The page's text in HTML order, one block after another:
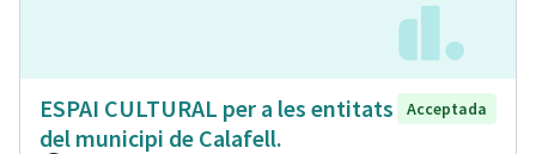
ESPAI CULTURAL per a les entitats
del municipi de Calafell.
Acceptada